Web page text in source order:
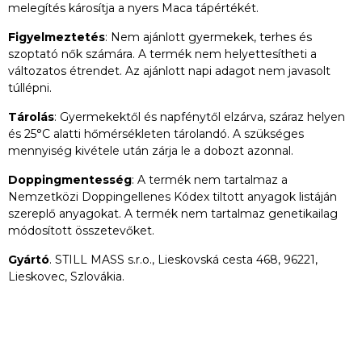
melegítés károsítja a nyers Maca tápértékét.
Figyelmeztetés: Nem ajánlott gyermekek, terhes és
szoptató nők számára. A termék nem helyettesítheti a
változatos étrendet. Az ajánlott napi adagot nem javasolt
túllépni.
Tárolás: Gyermekektől és napfénytől elzárva, száraz helyen
és 25°C alatti hőmérsékleten tárolandó. A szükséges
mennyiség kivétele után zárja le a dobozt azonnal.
Doppingmentesség: A termék nem tartalmaz a
Nemzetközi Doppingellenes Kódex tiltott anyagok listáján
szereplő anyagokat. A termék nem tartalmaz genetikailag
módosított összetevőket.
Gyártó. STILL MASS s.r.o., Lieskovská cesta 468, 96221,
Lieskovec, Szlovákia.